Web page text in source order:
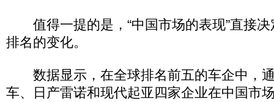
值得一提的是，“中国市场的表现”直接决
排名的变化。
数据显示，在全球排名前五的车企中，
车、日产雷诺和现代起亚四家企业在中国市